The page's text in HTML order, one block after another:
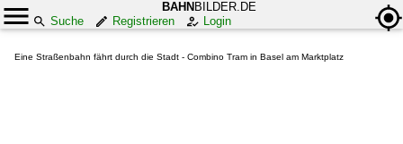
BAHN BILDER.DE
Suche
Registrieren Login
Eine Straßenbahn fährt durch die Stadt - Combino Tram in Basel am Marktplatz